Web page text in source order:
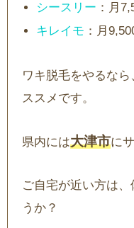
シースリー ：月
キレイモ ：月
ワキ脱毛をやるな
ススメです。
県内には大津市に
ご自宅が近い方は
うか？